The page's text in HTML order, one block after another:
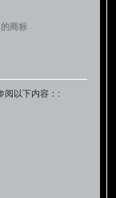
商标
阅以下内容：: